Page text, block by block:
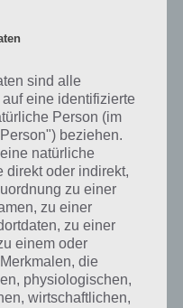
in Retro Pixelgrafik im
gemacht. Neo Magazin Game
Böhermann, der tollen
wie entscheide dich
Dialoge. Die meisten
wurden eingesprochen,
spielen solltest.
Store für Android, als auch
iPod touch erhältlich. Auf
Kenntnisstand nach
sind alle
eine identifizierte
Person (im
beziehen.
natürliche
direkt oder indirekt,
zu einer
zu einer
zu einer
einem oder
die
physiologischen,
wirtschaftlichen,